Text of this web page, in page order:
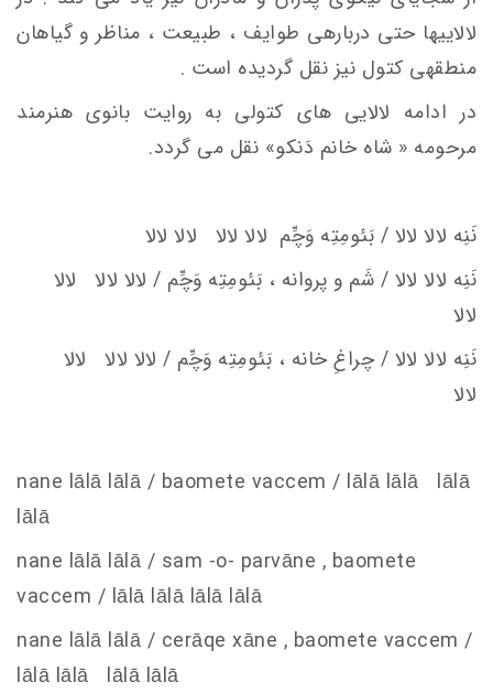
لالایی­ها حتی درباره­ی طوایف ، طبیعت ، مناظر و گیاهان
منطقه­ی کتول نیز نقل گردیده است .
در ادامه لالایی های کتولی به روایت بانوی هنرمند
مرحومه « شاه­ خانم دَنکو» نقل می گردد.
نَنِه لالا لالا / بَئومِتِه وَچِّم لالا لالا لالا لالا
نَنِه لالا لالا / شَم و پروانه ، بَئومِتِه وَچِّم / لالا لالا لالا
لالا
نَنِه لالا لالا / چراغِ خانه ، بَئومِتِه وَچِّم / لالا لالا لالا
لالا
nane lālā lālā / baomete vaccem / lālā lālā lālā
lālā
nane lālā lālā / sam -o- parvāne , baomete
vaccem / lālā lālā lālā lālā
nane lālā lālā / cerāqe xāne , baomete vaccem /
lālā lālā lālā lālā